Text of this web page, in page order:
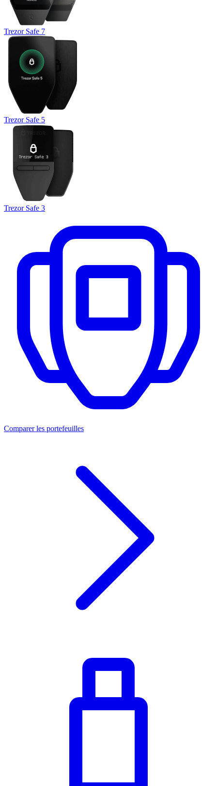
Trezor Safe 7
Trezor Safe 5
Trezor Safe 3
Comparer les portefeuilles